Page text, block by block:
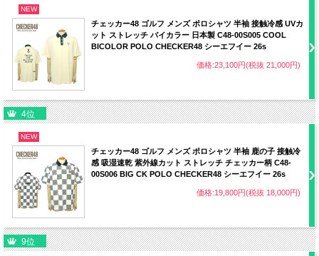
生地の種類や商品の状態によって個体差が生じる場合もございます。あらかじめご
了承ください。
■商品画像について
・当店内の全ての画像はデジタルカメラによるものです。
・お客様のパソコンの設定（OS・モニター）によって商品の色や素材感が 異なっ
て見える場合がございます。
・天候によって色・素材感が違った風に見える場合がございます。
NEW
チェッカー48 ゴルフ メンズ ポロシャツ 半袖 接触冷感 UVカ
ット ストレッチ バイカラー 日本製 C48-00S005 COOL
BICOLOR POLO CHECKER48 シーエフイー 26s
価格:23,100円(税抜 21,000円)
4位
NEW
チェッカー48 ゴルフ メンズ ポロシャツ 半袖 鹿の子 接触冷
感 吸湿速乾 紫外線カット ストレッチ チェッカー柄 C48-
00S006 BIG CK POLO CHECKER48 シーエフイー 26s
価格:19,800円(税抜 18,000円)
9位